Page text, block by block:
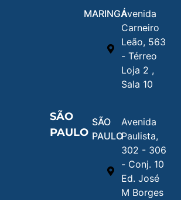
MARINGÁAvenida
Carneiro
Leão, 563
- Térreo
Loja 2 ,
Sala 10
SÃO
PAULO
SÃO
PAULO
Avenida
Paulista,
302 - 306
- Conj. 10
Ed. José
M Borges